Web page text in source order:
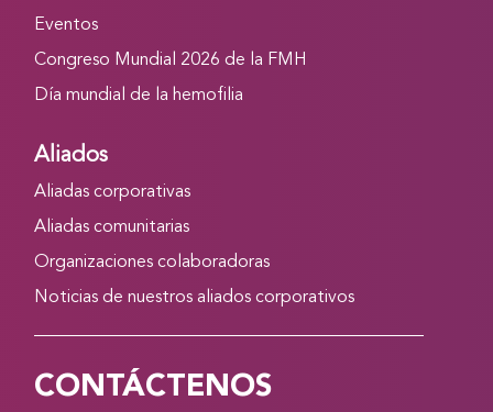
Eventos
Congreso Mundial 2026 de la FMH
Día mundial de la hemofilia
Aliados
Aliadas corporativas
Aliadas comunitarias
Organizaciones colaboradoras
Noticias de nuestros aliados corporativos
CONTÁCTENOS